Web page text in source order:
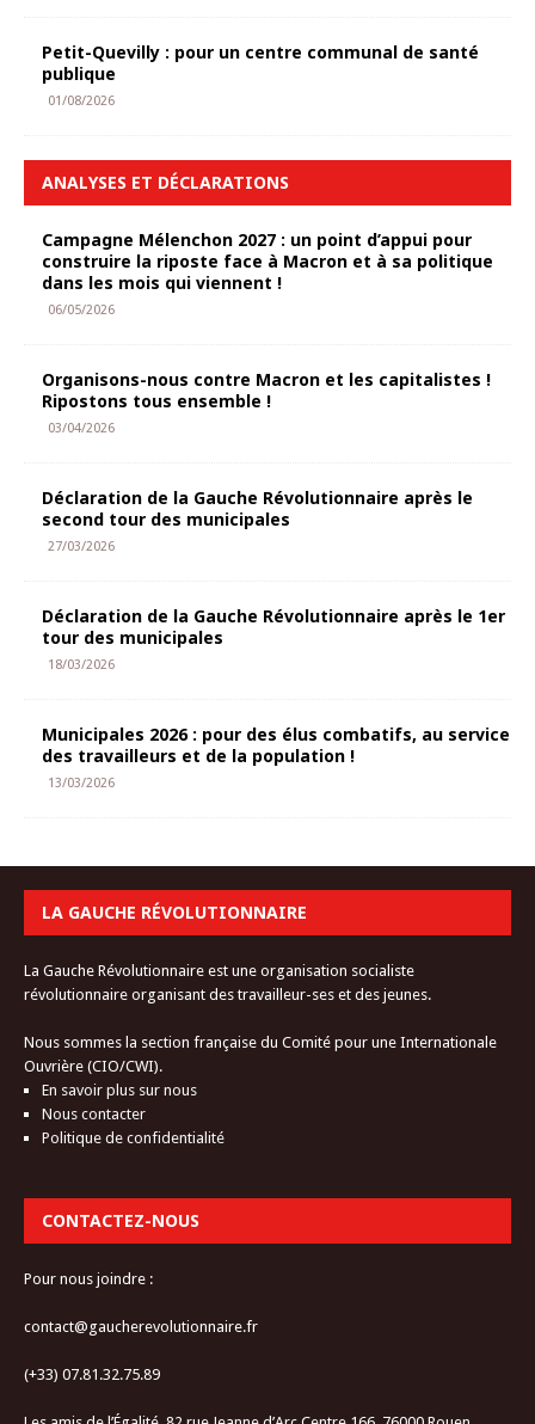
Petit-Quevilly : pour un centre communal de santé
publique
01/08/2026
ANALYSES ET DÉCLARATIONS
Campagne Mélenchon 2027 : un point d’appui pour
construire la riposte face à Macron et à sa politique
dans les mois qui viennent !
06/05/2026
Organisons-nous contre Macron et les capitalistes !
Ripostons tous ensemble !
03/04/2026
Déclaration de la Gauche Révolutionnaire après le
second tour des municipales
27/03/2026
Déclaration de la Gauche Révolutionnaire après le 1er
tour des municipales
18/03/2026
Municipales 2026 : pour des élus combatifs, au service
des travailleurs et de la population !
13/03/2026
LA GAUCHE RÉVOLUTIONNAIRE
La Gauche Révolutionnaire est une organisation socialiste
révolutionnaire organisant des travailleur-ses et des jeunes.
Nous sommes la section française du Comité pour une Internationale
Ouvrière (CIO/CWI).
En savoir plus sur nous
Nous contacter
Politique de confidentialité
CONTACTEZ-NOUS
Pour nous joindre :
contact@gaucherevolutionnaire.fr
(+33) 07.81.32.75.89